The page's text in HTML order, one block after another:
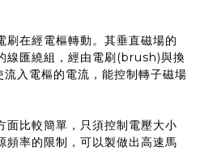
刷在經電樞轉動。其垂直磁場的
線匯繞組，經由電刷(brush)與換
入電樞的電流，能控制轉子磁場
面比較簡單，只須控制電壓大小
頻率的限制，可以製做出高速馬